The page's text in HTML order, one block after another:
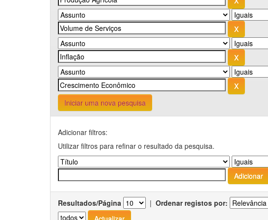
Iniciar uma nova pesquisa
Adicionar filtros:
Utilizar filtros para refinar o resultado da pesquisa.
Resultados/Página | Ordenar registos por: